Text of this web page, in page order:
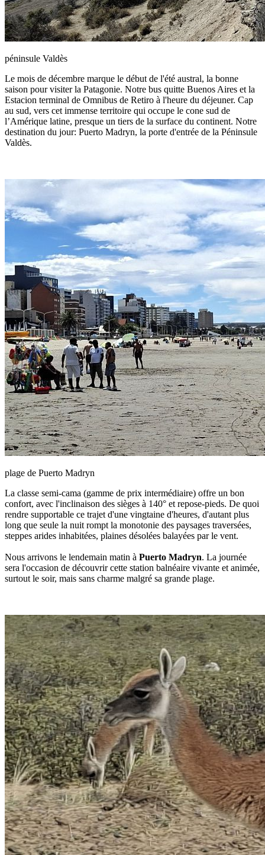
péninsule Valdès
Le mois de décembre marque le début de l'été austral, la bonne
saison pour visiter la Patagonie. Notre bus quitte Buenos Aires et la
Estacion terminal de Omnibus de Retiro à l'heure du déjeuner. Cap
au sud, vers cet immense territoire qui occupe le cone sud de
l’Amérique latine, presque un tiers de la surface du continent. Notre
destination du jour: Puerto Madryn, la porte d'entrée de la Péninsule
Valdès.
plage de Puerto Madryn
La classe semi-cama (gamme de prix intermédiaire) offre un bon
confort, avec l'inclinaison des sièges à 140° et repose-pieds. De quoi
rendre supportable ce trajet d'une vingtaine d'heures, d'autant plus
long que seule la nuit rompt la monotonie des paysages traversées,
steppes arides inhabitées, plaines désolées balayées par le vent.
Nous arrivons le lendemain matin à Puerto Madryn. La journée
sera l'occasion de découvrir cette station balnéaire vivante et animée,
surtout le soir, mais sans charme malgré sa grande plage.